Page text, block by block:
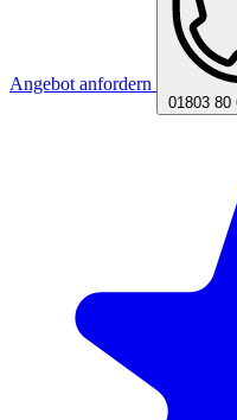
Angebot anfordern
01803 80